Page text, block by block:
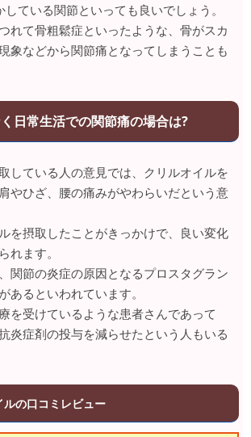
ている関節といっても良いでしょう。
れて骨粗鬆症といったような、骨がスカ
象などから関節痛となってしまうことも
日常生活での関節痛の場合は?
している人の意見では、クリルオイルを
やひざ、腰の痛みがやわらいだという意
を摂取したことがきっかけで、良い変化
れます。
関節の炎症の原因となるプロスタグラン
あるといわれています。
を受けているような患者さんであって
炎症剤の投与を減らせたという人もいる
の口コミレビュー